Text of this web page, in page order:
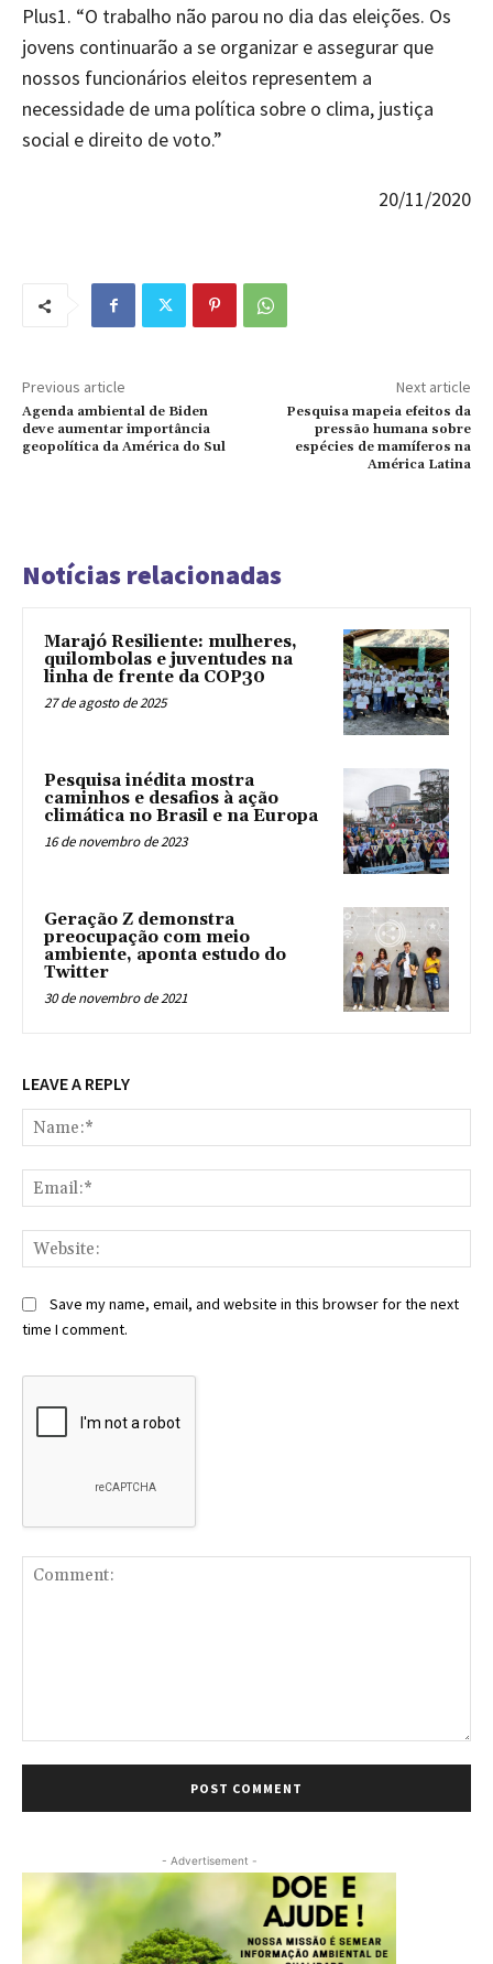
Plus1. “O trabalho não parou no dia das eleições. Os
jovens continuarão a se organizar e assegurar que
nossos funcionários eleitos representem a
necessidade de uma política sobre o clima, justiça
social e direito de voto.”
20/11/2020
Previous article
Agenda ambiental de Biden
deve aumentar importância
geopolítica da América do Sul
Next article
Pesquisa mapeia efeitos da
pressão humana sobre
espécies de mamíferos na
América Latina
Notícias relacionadas
Marajó Resiliente: mulheres,
quilombolas e juventudes na
linha de frente da COP30
27 de agosto de 2025
Pesquisa inédita mostra
caminhos e desafios à ação
climática no Brasil e na Europa
16 de novembro de 2023
Geração Z demonstra
preocupação com meio
ambiente, aponta estudo do
Twitter
30 de novembro de 2021
LEAVE A REPLY
Save my name, email, and website in this browser for the next
time I comment.
- Advertisement -